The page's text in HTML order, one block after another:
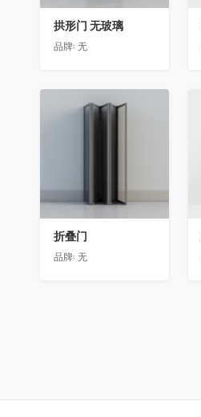
拱形门 无玻璃
品牌: 无
收藏
折叠门
品牌: 无